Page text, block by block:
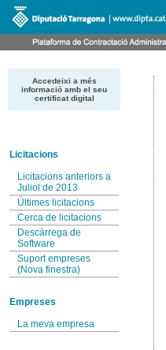
Accedeixi a més
informació amb el seu
certificat digital
Licitacions
Licitacions anteriors a
Juliol de 2013
Últimes licitacions
Cerca de licitacions
Descàrrega de
Software
Suport empreses
(Nova finestra)
Empreses
La meva empresa